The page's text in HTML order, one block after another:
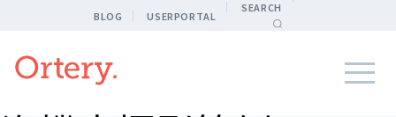
BLOG USERPORTAL
SEARCH